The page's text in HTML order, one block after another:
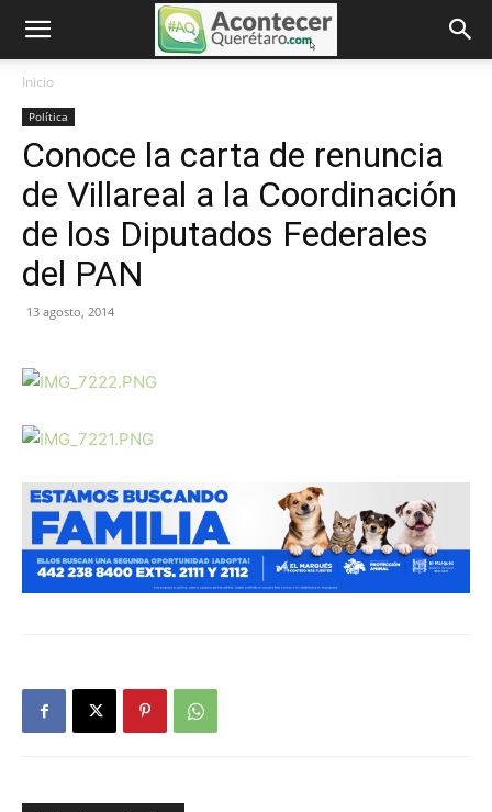
Inicio
Política
Conoce la carta de renuncia
de Villareal a la Coordinación
de los Diputados Federales
del PAN
13 agosto, 2014